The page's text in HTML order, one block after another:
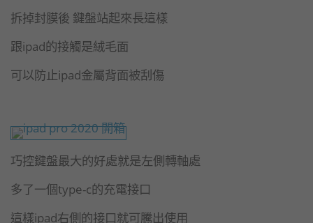
拆掉封膜後 鍵盤站起來長這樣
跟ipad的接觸是絨毛面
可以防止ipad金屬背面被刮傷
巧控鍵盤最大的好處就是左側轉軸處
多了一個type-c的充電接口
這樣ipad右側的接口就可騰出使用